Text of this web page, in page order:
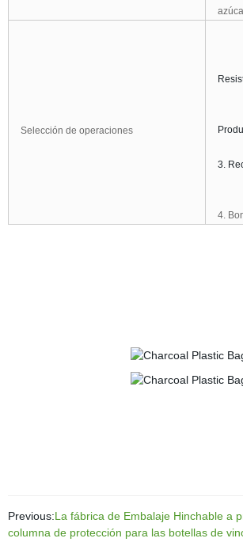
Selección de operaciones
3.
4.
Previous:La fábrica de Embalaje Hinchable a
columna de protección para las botellas de